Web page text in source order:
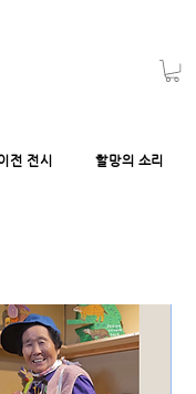
전 전시 할망의 소리